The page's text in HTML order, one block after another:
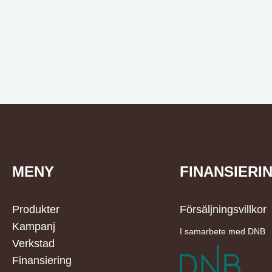
MENY
Produkter
Kampanj
Verkstad
Finansiering
Försäljningsvillkor
I samarbete med DNB